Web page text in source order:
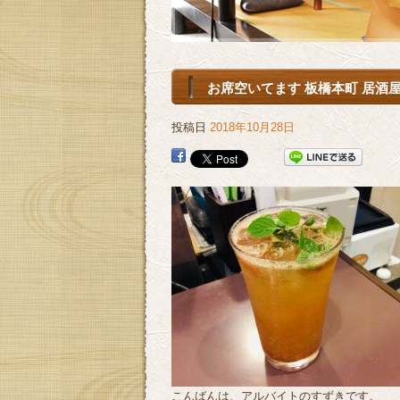
お席空いてます 板橋本町 居酒
投稿日 2018年10月28日
こんばんは、アルバイトのすずきです。